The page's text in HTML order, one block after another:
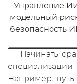
Управление
модельный
безопасность
Начинать
специализации
Например,